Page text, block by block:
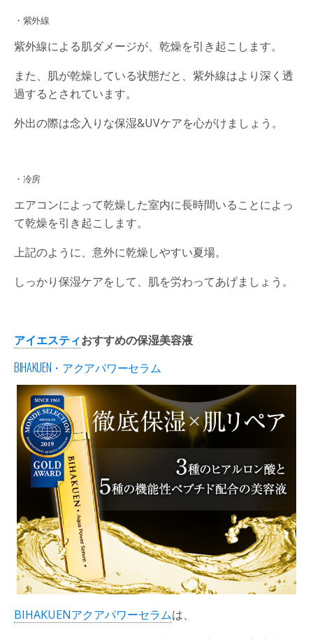
・紫外線
紫外線による肌ダメージが、乾燥を引き起こします。
また、肌が乾燥している状態だと、紫外線はより深く透
過するとされています。
外出の際は念入りな保湿&UVケアを心がけましょう。
・冷房
エアコンによって乾燥した室内に長時間いることによっ
て乾燥を引き起こします。
上記のように、意外に乾燥しやすい夏場。
しっかり保湿ケアをして、肌を労わってあげましょう。
アイエスティおすすめの保湿美容液
BIHAKUEN・アクアパワーセラム
BIHAKUENアクアパワーセラムは、